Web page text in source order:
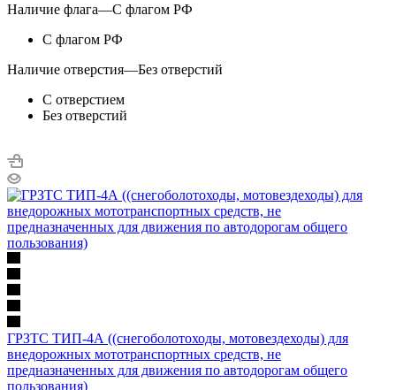
Наличие флага—С флагом РФ
С флагом РФ
Наличие отверстия—Без отверстий
С отверстием
Без отверстий
ГРЗТС ТИП-4А ((снегоболотоходы, мотовездеходы) для
внедорожных мототранспортных средств, не
предназначенных для движения по автодорогам общего
пользования)